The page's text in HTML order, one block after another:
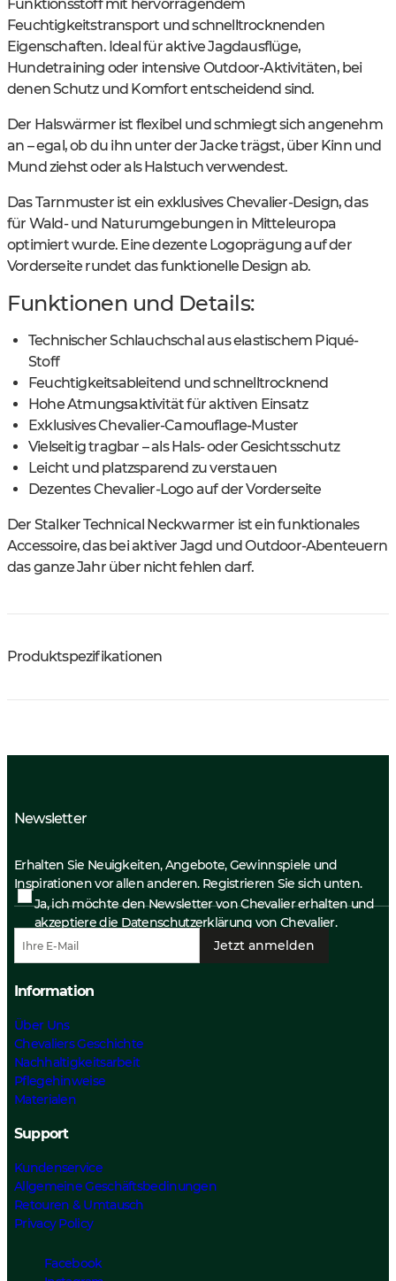
Funktionsstoff mit hervorragendem
Feuchtigkeitstransport und schnelltrocknenden
Eigenschaften. Ideal für aktive Jagdausflüge,
Hundetraining oder intensive Outdoor-Aktivitäten, bei
denen Schutz und Komfort entscheidend sind.
Der Halswärmer ist flexibel und schmiegt sich angenehm
an – egal, ob du ihn unter der Jacke trägst, über Kinn und
Mund ziehst oder als Halstuch verwendest.
Das Tarnmuster ist ein exklusives Chevalier-Design, das
für Wald- und Naturumgebungen in Mitteleuropa
optimiert wurde. Eine dezente Logoprägung auf der
Vorderseite rundet das funktionelle Design ab.
Funktionen und Details:
Technischer Schlauchschal aus elastischem Piqué-
Stoff
Feuchtigkeitsableitend und schnelltrocknend
Hohe Atmungsaktivität für aktiven Einsatz
Exklusives Chevalier-Camouflage-Muster
Vielseitig tragbar – als Hals- oder Gesichtsschutz
Leicht und platzsparend zu verstauen
Dezentes Chevalier-Logo auf der Vorderseite
Der Stalker Technical Neckwarmer ist ein funktionales
Accessoire, das bei aktiver Jagd und Outdoor-Abenteuern
das ganze Jahr über nicht fehlen darf.
Produktspezifikationen
Newsletter
Erhalten Sie Neuigkeiten, Angebote, Gewinnspiele und
Inspirationen vor allen anderen. Registrieren Sie sich unten.
Ja, ich möchte den Newsletter von Chevalier erhalten und
akzeptiere die Datenschutzerklärung von Chevalier.
Jetzt anmelden
Information
Über Uns
Chevaliers Geschichte
Nachhaltigkeitsarbeit
Pflegehinweise
Materialen
Support
Kundenservice
Allgemeine Geschäftsbedinungen
Retouren & Umtausch
Privacy Policy
Facebook